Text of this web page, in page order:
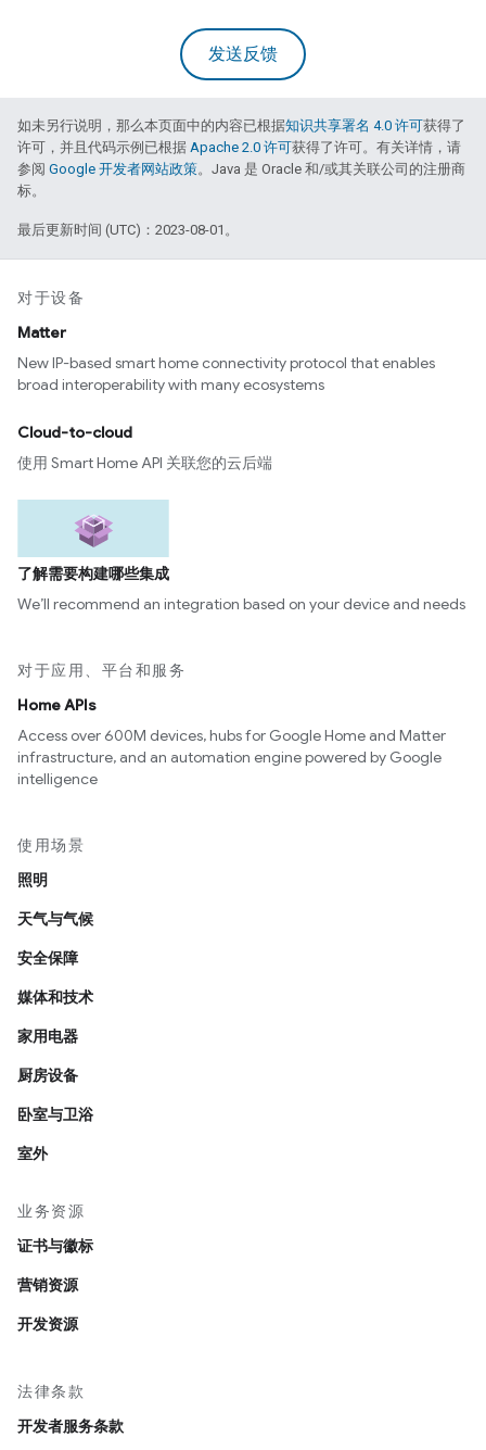
发送反馈
如未另行说明，那么本页面中的内容已根据知识共享署名 4.0 许可获得了
许可，并且代码示例已根据 Apache 2.0 许可获得了许可。有关详情，请
参阅 Google 开发者网站政策。Java 是 Oracle 和/或其关联公司的注册商
标。
最后更新时间 (UTC)：2023-08-01。
对于设备
Matter
New IP-based smart home connectivity protocol that enables
broad interoperability with many ecosystems
Cloud-to-cloud
使用 Smart Home API 关联您的云后端
了解需要构建哪些集成
We’ll recommend an integration based on your device and needs
对于应用、平台和服务
Home APIs
Access over 600M devices, hubs for Google Home and Matter
infrastructure, and an automation engine powered by Google
intelligence
使用场景
照明
天气与气候
安全保障
媒体和技术
家用电器
厨房设备
卧室与卫浴
室外
业务资源
证书与徽标
营销资源
开发资源
法律条款
开发者服务条款